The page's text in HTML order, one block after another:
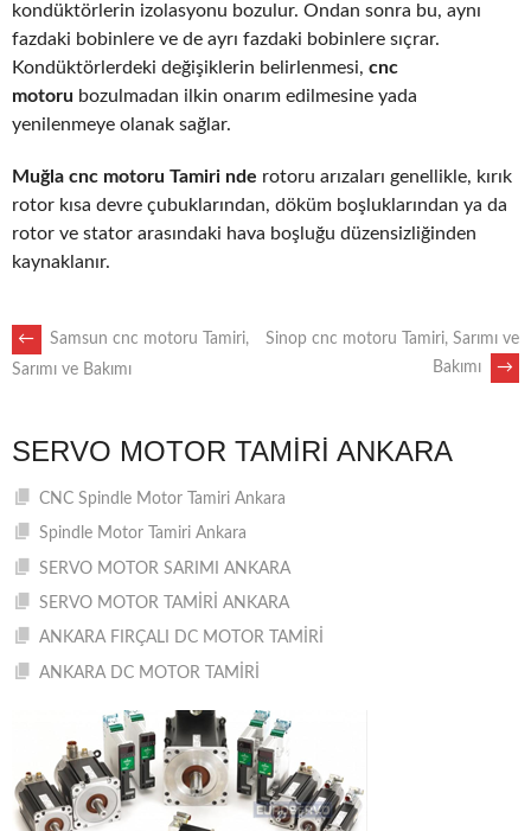
kondüktörlerin izolasyonu bozulur. Ondan sonra bu, aynı
fazdaki bobinlere ve de ayrı fazdaki bobinlere sıçrar.
Kondüktörlerdeki değişiklerin belirlenmesi, cnc
motoru bozulmadan ilkin onarım edilmesine yada
yenilenmeye olanak sağlar.
Muğla cnc motoru Tamiri nde rotoru arızaları genellikle, kırık
rotor kısa devre çubuklarından, döküm boşluklarından ya da
rotor ve stator arasındaki hava boşluğu düzensizliğinden
kaynaklanır.
POST
←
Samsun cnc motoru Tamiri,
Sarımı ve Bakımı
Sinop cnc motoru Tamiri, Sarımı ve
Bakımı
→
SERVO MOTOR TAMIRI ANKARA
CNC Spindle Motor Tamiri Ankara
Spindle Motor Tamiri Ankara
SERVO MOTOR SARIMI ANKARA
SERVO MOTOR TAMİRİ ANKARA
ANKARA FIRÇALI DC MOTOR TAMİRİ
ANKARA DC MOTOR TAMİRİ